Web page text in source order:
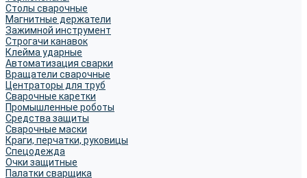
Столы сварочные
Магнитные держатели
Зажимной инструмент
Строгачи канавок
Клейма ударные
Автоматизация сварки
Вращатели сварочные
Центраторы для труб
Сварочные каретки
Промышленные роботы
Средства защиты
Сварочные маски
Краги, перчатки, руковицы
Спецодежда
Очки защитные
Палатки сварщика